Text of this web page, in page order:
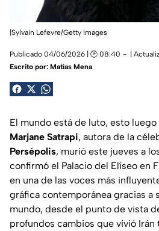
|Sylvain Lefevre/Getty Images
Publicado 04/06/2026 | 🕑 08:40 |
Escrito por: Matías Mena
El mundo está de luto, esto
Marjane Satrapi, autora de la
Persépolis, murió este jueves a
confirmó el Palacio del Elíseo en
en una de las voces más
gráfica contemporánea gracias a
mundo, desde el punto de vista
profundos cambios que vivió Irán